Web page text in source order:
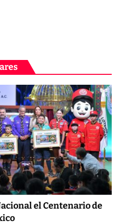
el Centenario de